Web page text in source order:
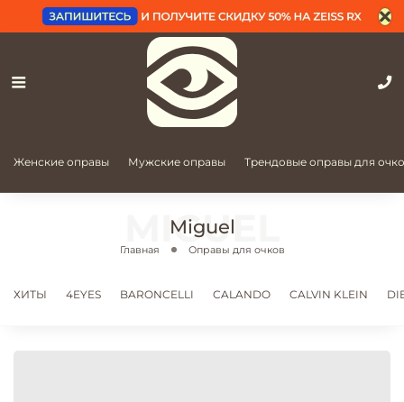
Женские оправы Мужские оправы Трендовые оправы для
Miguel
Главная Оправы для очков
ХИТЫ 4EYES BARONCELLI CALANDO CALVIN KLEIN